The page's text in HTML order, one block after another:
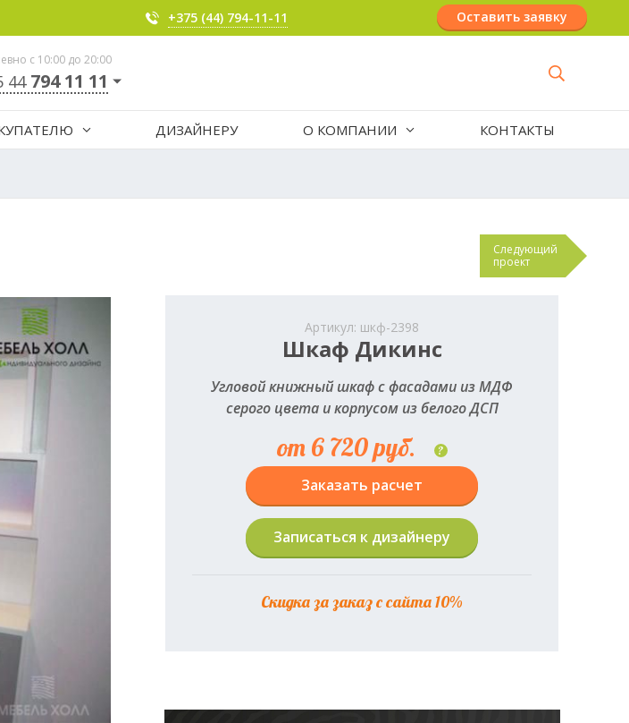
+375 (44) 794-11-11 Оставить заявку
с 10:00 до 20:00
44 794 11 11
ДИЗАЙНЕРУ О КОМПАНИИ КОНТАКТЫ
Следующий
проект
Артикул: шкф-2398
Шкаф Дикинс
Угловой книжный шкаф с фасадами из МДФ
серого цвета и корпусом из белого ДСП
от 6 720 руб. ?
Заказать расчет
Записаться к дизайнеру
Скидка за заказ с сайта 10%